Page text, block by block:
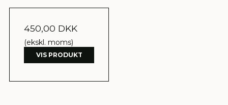
450,00 DKK
(ekskl. moms)
VIS PRODUKT